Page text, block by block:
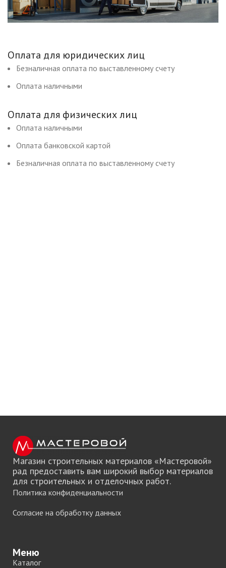
Оплата для юридических лиц
Безналичная оплата по выставленному счету
Оплата наличными
Оплата для физических лиц
Оплата наличными
Оплата банковской картой
Безналичная оплата по выставленному счету
Магазин строительных материалов «Мастеровой»
рад предоставить вам широкий выбор материалов
для строительных и отделочных работ.
Политика конфиденциальности
Согласие на обработку данных
Меню
Каталог